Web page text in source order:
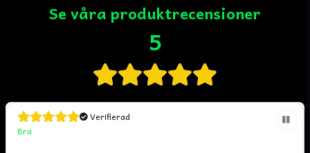
Se våra produktrecensioner
5
Verifierad
Bra